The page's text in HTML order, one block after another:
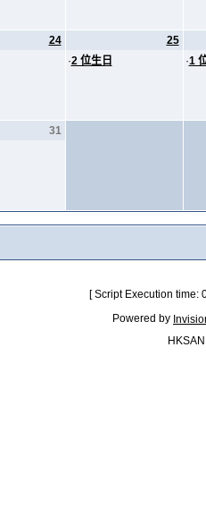
24
25
·2 位生日 ·1
31
[ Script Execution
Powered by